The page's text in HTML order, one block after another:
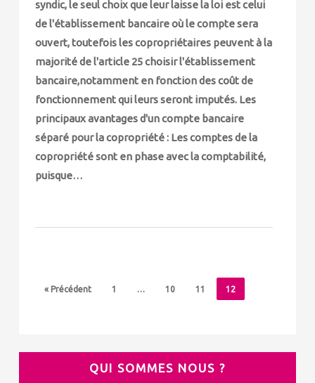
syndic, le seul choix que leur laisse la loi est celui
de l'établissement bancaire où le compte sera
ouvert, toutefois les copropriétaires peuvent à la
majorité de l'article 25 choisir l'établissement
bancaire,notamment en fonction des coût de
fonctionnement qui leurs seront imputés. Les
principaux avantages d'un compte bancaire
séparé pour la copropriété : Les comptes de la
copropriété sont en phase avec la comptabilité,
puisque…
« Précédent 1 … 10 11 12
QUI SOMMES NOUS ?